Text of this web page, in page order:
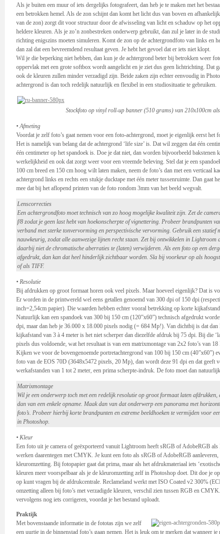
Als je buiten een muur of iets dergelijks fotografeert, dan heb je te maken met het
een betrokken hemel. Als de zon schijnt dan komt het licht dus van boven en
van de zon) zorgt dit voor structuur door de afwisseling van licht en schaduw op het
heldere kleuren. Als je zo’n zonbestreken onderwerp gebruikt, dan zul je later in de
richting enigszins moeten simuleren. Komt de zon op de achtergrondfoto van links en
dan zal dat een bevreemdend resultaat geven. Je hebt het gevoel dat er iets niet klopt.
Wil je die beperking niet hebben, dan kun je de achtergrond beter bij betrokken weer
oppervlak met een grote softbox wordt aangelicht en je ziet dus geen lichtrichting. Dat
ook de kleuren zullen minder verzadigd zijn. Beide zaken zijn echter eenvoudig in
achtergrond is dan toch redelijk natuurlijk en flexibel in een studiosituatie te gebruiken.
Stockfoto op vinyl roll-up banner (510 grams) van 210x100cm
• Afmeting
Voordat je zelf foto’s gaat nemen voor een foto-achtergrond, moet je eigenlijk eerst het
Het is namelijk van belang dat de achtergrond ‘life size’ is. Dat wil zeggen dat één
één centimeter op het spandoek is. Doe je dat niet, dan worden bijvoorbeeld bakstenen
werkelijkheid en ook dat zorgt weer voor een vreemde beleving. Stel dat je een
100 cm breed en 150 cm hoog wilt laten maken, neem de foto’s dan met een verticaal
achtergrond links en rechts een stukje ducktape met één meter tussenruimte. Dan gaat
mee dat bij het aflopend printen van de foto rondom 3mm van het beeld wegvalt.
Lenscorrecties
Een achtergrondfoto moet technisch van zo hoog mogelijke kwaliteit zijn. Zet de
f/8 zodat je geen last hebt van hoekonscherpte of vignettering. Probeer brandpunten
verband met sterke tonvervorming en perspectivische vervorming. Gebruik een statief
nauwkeurig, zodat alle aanwezige lijnen recht staan. Zet bij ontwikkelen in Lightroom
daarbij niet de chromatische aberraties te (laten) verwijderen. Als een foto op een
afgedrukt, dan kan dat heel hinderlijk zichtbaar worden. Sla bij voorkeur op als
of als TIFF.
• Resolutie
Bij afdrukken op groot formaat horen ook veel pixels. Maar hoeveel eigenlijk? Dat is
Er worden in de printwereld wel eens getallen genoemd van 300 dpi of 150 dpi
inch=2,54cm papier). Die waarden hebben echter vooral betrekking op korte
Natuurlijk kan een spandoek van 300 bij 150 cm (120”x60”) technisch afgedrukt
dpi, maar dan heb je 36.000 x 18.000 pixels nodig (= 684 Mp!). Van dichtbij is dat dan
kijkafstand van 3 à 4 meter is het niet scherper dan diezelfde afdruk bij 75 dpi. Bij die
pixels dus voldoende, wat het resultaat is van een matrixmontage van 2x2 foto’s van
Kijken we voor de bovengenoemde portretachtergrond van 100 bij 150 cm (40”x60”)
foto van de EOS 70D (3648x5472 pixels, 20 Mp), dan wordt deze 91 dpi en dat geeft
werkafstanden van 1 tot 2 meter, een prima scherpte-indruk. De foto moet dan
Matrixmontage
Wil je een onderwerp toch met een redelijk resolutie op groot formaat laten afdrukken,
dan van een enkele opname. Maak dan van dat onderwerp een panorama met
foto’s. Probeer hierbij korte brandpunten en extreme beeldhoeken te vermijden voor
in Photoshop.
• Kleur
Een foto uit je camera of geëxporteerd vanuit Lightroom heeft sRGB of AdobeRGB
werken daarentegen met CMYK. Je kunt een foto als sRGB of AdobeRGB aanleveren,
kleuromzetting. Bij fotopapier gaat dat prima, maar als het afdrukmateriaal iets
kleuren meer voorspelbaar als je de kleuromzetting zelf in Photoshop doet. Dit doe je
op kunt vragen bij de afdrukcentrale. Reclameland werkt met ISO Coated v2 300%
omzetting alleen bij foto’s met verzadigde kleuren, verschil zien tussen RGB en
vervolgens nog iets corrigeren, voordat je het bestand uploadt.
Praktijk
Met bovenstaande informatie in de fototas zijn we zelf
een uurtje in de binnenstad foto’s gaan nemen. Het is leuk om te merken dat wanneer je